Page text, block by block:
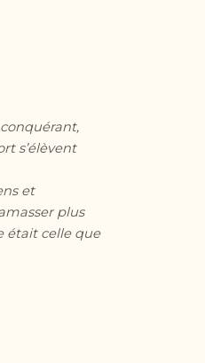
s’élèvent
et
plus
était celle que